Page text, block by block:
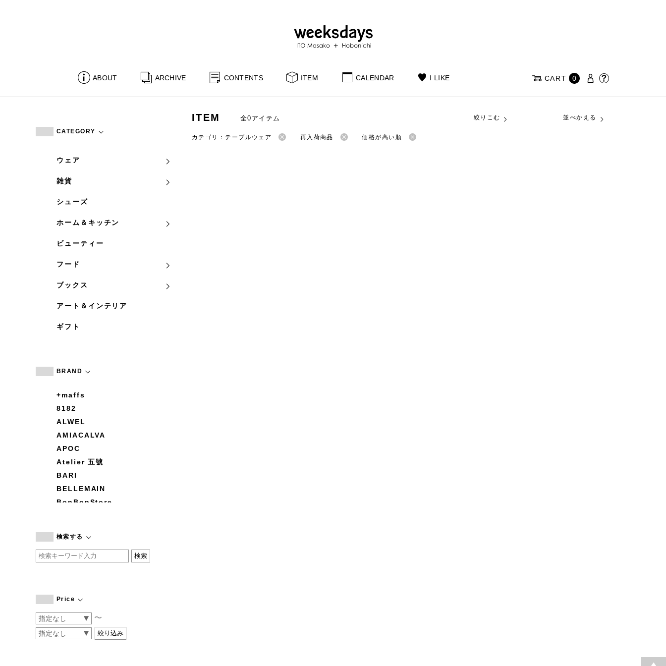
ABOUT ARCHIVE CONTENTS ITEM CALENDAR I LIKE CART 0
CATEGORY
ウェア
雑貨
シューズ
ホーム＆キッチン
ビューティー
フード
ブックス
アート＆インテリア
ギフト
BRAND
+maffs
8182
ALWEL
AMIACALVA
APOC
Atelier 五號
BARI
BELLEMAIN
BonBonStore
by basics
CATWORTH
COGTHEBIGSMOKE
CONVERSE
DEAN & DELUCA
検索する
Price
〜
ITEM 全0アイテム 絞りこむ 並べかえる
カテゴリ：テーブルウェア 再入荷商品 価格が高い順